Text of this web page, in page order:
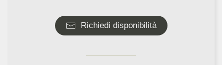
Richiedi disponibilità